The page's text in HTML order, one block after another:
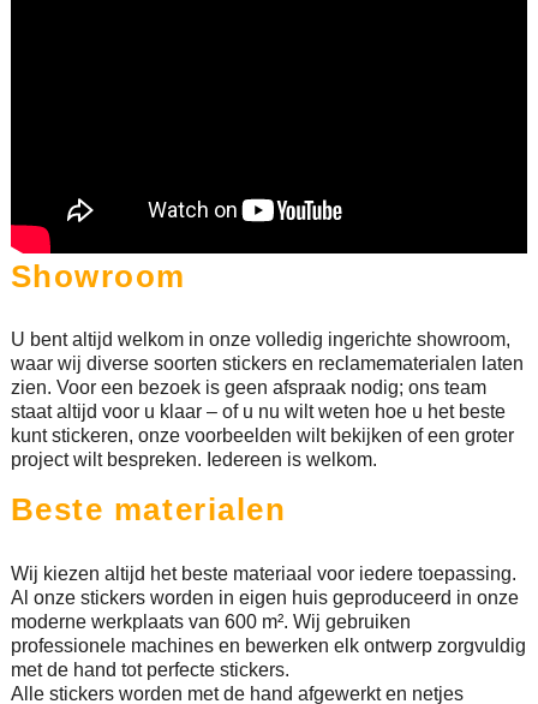
Showroom
U bent altijd welkom in onze volledig ingerichte showroom,
waar wij diverse soorten stickers en reclamematerialen laten
zien. Voor een bezoek is geen afspraak nodig; ons team
staat altijd voor u klaar – of u nu wilt weten hoe u het beste
kunt stickeren, onze voorbeelden wilt bekijken of een groter
project wilt bespreken. Iedereen is welkom.
Beste materialen
Wij kiezen altijd het beste materiaal voor iedere toepassing.
Al onze stickers worden in eigen huis geproduceerd in onze
moderne werkplaats van 600 m². Wij gebruiken
professionele machines en bewerken elk ontwerp zorgvuldig
met de hand tot perfecte stickers.
Alle stickers worden met de hand afgewerkt en netjes